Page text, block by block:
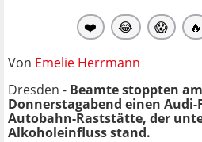
❤️ 😂 😱 🔥
Von Emelie Herrmann
Dresden - Beamte stoppten
Donnerstagabend einen
Autobahn-Raststätte, der
Alkoholeinfluss stand.